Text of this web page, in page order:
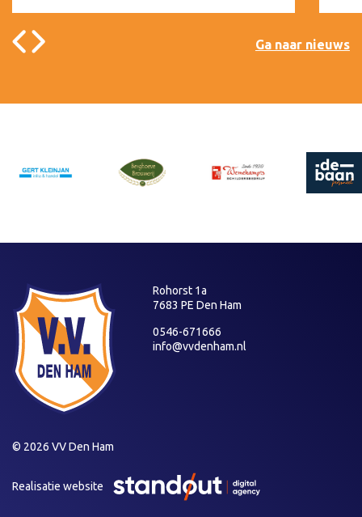
Ga naar nieuws
Rohorst 1a
7683 PE Den Ham
0546-671666
info@vvdenham.nl
© 2026 VV Den Ham
Realisatie website